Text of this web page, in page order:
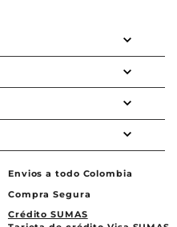
Envios a todo Colombia
Compra Segura
Crédito SUMAS